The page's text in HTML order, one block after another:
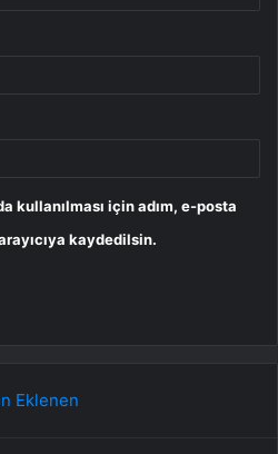
kullanılması için adım, e-posta
kaydedilsin.
Eklenen